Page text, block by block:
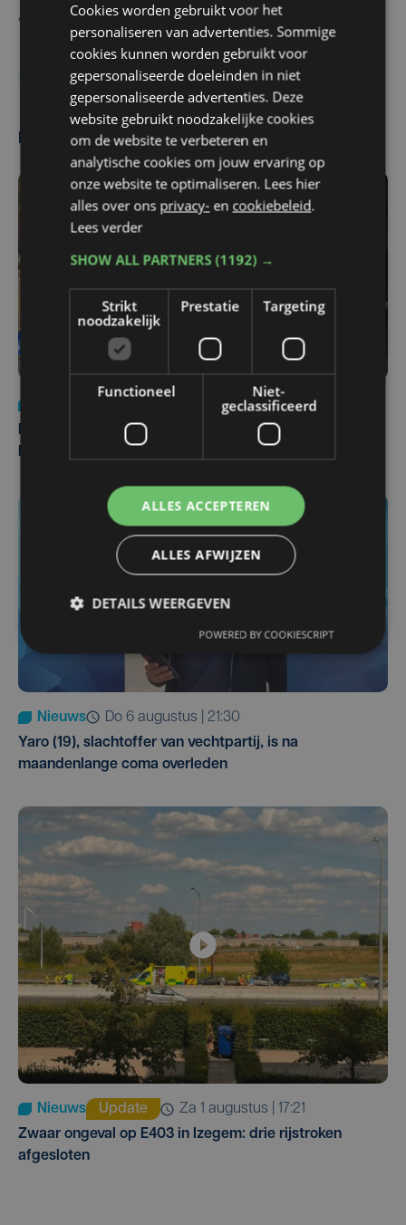
De redactie
KV Kortrijk Club Brugge Cercle Brugge
Meest gelezen
di 4 augustus | 09:32
Man en vrouw dood aangetroffen in woning in Sint-
Nieuws
do 6 augustus | 21:30
Yaro (19), slachtoffer van vechtpartij, is na
maandenlange coma overleden
Nieuws Update
za 1 augustus | 17:21
Zwaar ongeval op E403 in Izegem: drie rijstroken
afgesloten
Cookies worden gebruikt voor het
personaliseren van advertenties. Sommige
cookies kunnen worden gebruikt voor
gepersonaliseerde doeleinden in niet
gepersonaliseerde advertenties. Deze
website gebruikt noodzakelijke cookies
om de website te verbeteren en
analytische cookies om jouw ervaring op
onze website te optimaliseren. Lees hier
alles over ons privacy- en cookiebeleid.
Lees verder
SHOW ALL PARTNERS(1192) →
Strikt
noodzakelijk
Prestatie Targeting
Functioneel
Niet-
geclassificeerd
ALLES ACCEPTEREN
ALLES AFWIJZEN
DETAILS WEERGEVEN
POWERED BY COOKIESCRIPT